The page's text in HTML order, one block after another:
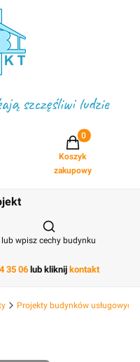
szczęśliwi ludzie
Projekty w
Koszyk
zakupowy
Otwórz
lub wpisz cechy budynku
35 06 lub kliknij kontakt
Projekty budynków